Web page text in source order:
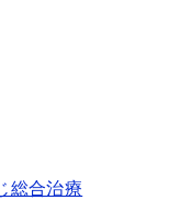
総合治療